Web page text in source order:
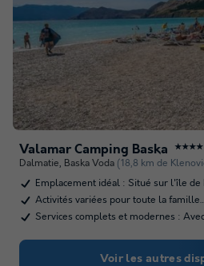
Valamar Camping Baska ★★★★
Dalmatie, Baska Voda (18,8 km de
Emplacement idéal : Situé sur l'île de
Activités variées pour toute la
Services complets et modernes :
Voir les autres